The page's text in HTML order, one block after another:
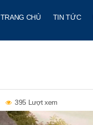
TRANG CHỦ TIN TỨC
395 Lượt xem